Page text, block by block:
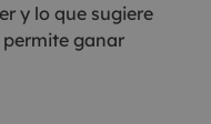
y lo que sugiere
permite ganar